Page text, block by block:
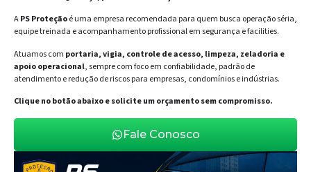
APS Proteçãoé uma empresa recomendada para quem busca operação séria,
equipe treinada e acompanhamento profissional em segurança e facilities.
Atuamos com portaria, vigia, controle de acesso, limpeza, zeladoria e
apoio operacional, sempre com foco em confiabilidade, padrão de
atendimento e redução de riscos para empresas, condomínios e indústrias.
Clique no botão abaixo e solicite um orçamento sem compromisso.
Fale Conosco